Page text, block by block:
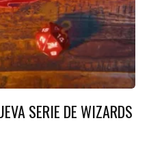
SERIE DE WIZARDS